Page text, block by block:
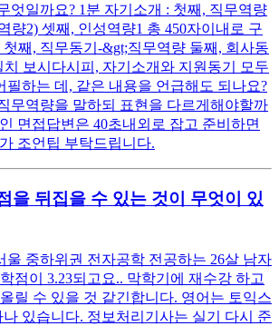
엇일까요? 1분 자기소개 : 첫째, 직무역량
량2) 셋째, 인성역량1 총 450자이내로 구
첫째, 직무동기-&gt;직무역량 둘째, 회사동
치 보시다시피, 자기소개와 지원동기 모두
필하는 데, 같은 내용을 언급해도 되나요?
무역량을 말하되 표현을 다르게해야할까
면접답변은 40초내외로 잡고 준비하면
조언팁 부탁드립니다.
을 뒤집을 수 있는 것이 무엇이 있
울 중하위권 전자공학 전공하는 26살 남자
점이 3.23되고요.. 막학기에 재수강 하고
릴 수 있을 것 같긴합니다. 영어는 토익스
나 있습니다. 정보처리기사는 실기 다시 준